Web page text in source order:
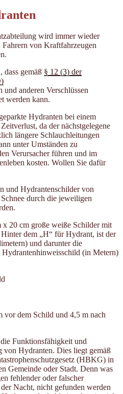
wird immer wieder
Fahrern von Kraftfahrzeugen
dass gemäß § 12 (3) der
und anderen Verschlüssen
werden kann.
Hydranten bei einem
da der nächstgelegene
längere Schlauchleitungen
unter Umständen zu
Verursacher führen und im
kosten. Wollen Sie dafür
und Hydrantenschilder von
durch die jeweiligen
20 cm große weiße Schilder mit
dem „H“ für Hydrant, ist der
und darunter die
(in Metern)
vor dem Schild und 4,5 m nach
Funktionsfähigkeit und
von Hydranten. Dies liegt gemäß
(HBKG) in
Gemeinde oder Stadt. Denn was
fehlender oder falscher
Nacht, nicht gefunden werden